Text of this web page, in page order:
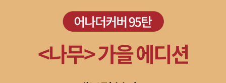
조용한 수도 오타와에서 어린 시절을 보냈기 때문에 연쇄살인범에게
형사 콜롬보>, <제시카의 추리극장> 같은 드라마를 빼놓지 않고 봤
다고 하니, 나와는 정반대인 셈이다.장성한 펠리섹은 범죄전문기자가